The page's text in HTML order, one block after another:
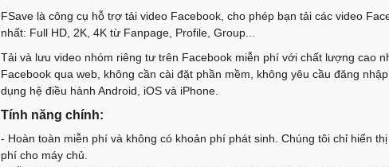
FSave là công cụ hỗ trợ tải video Facebook, cho phép bạn tải các video
nhất: Full HD, 2K, 4K từ Fanpage, Profile, Group...
Tải và lưu video nhóm riêng tư trên Facebook miễn phí với chất lượng cao
Facebook qua web, không cần cài đặt phần mềm, không yêu cầu đăng
dụng hệ điều hành Android, iOS và iPhone.
Tính năng chính:
- Hoàn toàn miễn phí và không có khoản phí phát sinh. Chúng tôi chỉ hiển
phí cho máy chủ.